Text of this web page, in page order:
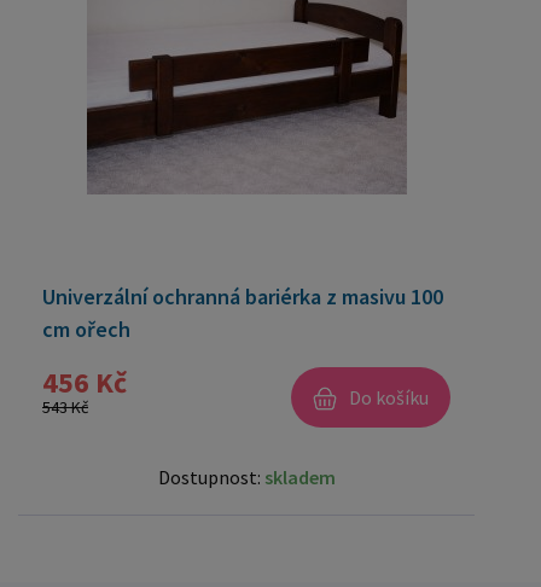
Univerzální ochranná bariérka z masivu 100
cm ořech
456 Kč
543 Kč Do košíku
Dostupnost: skladem